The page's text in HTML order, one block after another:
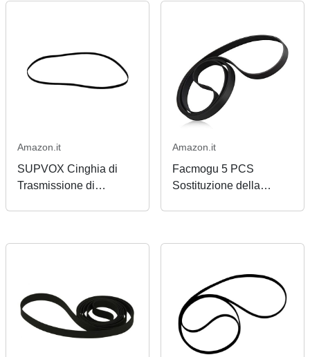
Amazon.it
SUPVOX Cinghia di
Trasmissione di
Amazon.it
Facmogu 5 PCS
Sostituzione della
maggior parte...